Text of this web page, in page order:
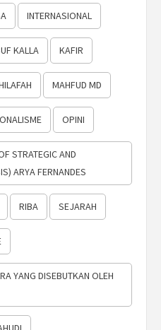
INTERNASIONAL
KALLA KAFIR
MAHFUD MD
OPINI
STRATEGIC AND
ARYA FERNANDES
RIBA SEJARAH
YANG DISEBUTKAN OLEH